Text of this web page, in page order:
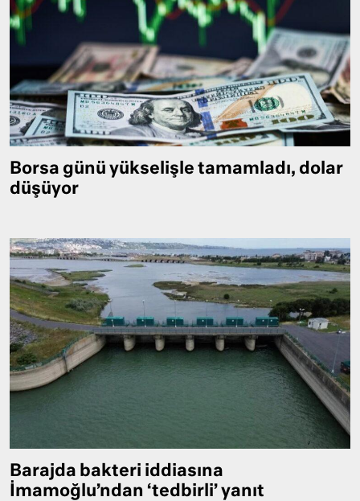
Borsa günü yükselişle tamamladı, dolar
düşüyor
Barajda bakteri iddiasına
İmamoğlu’ndan ‘tedbirli’ yanıt